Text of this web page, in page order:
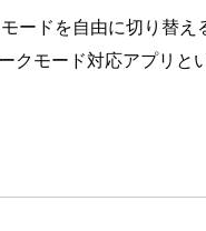
ードを自由に切り替
モード対応アプリ